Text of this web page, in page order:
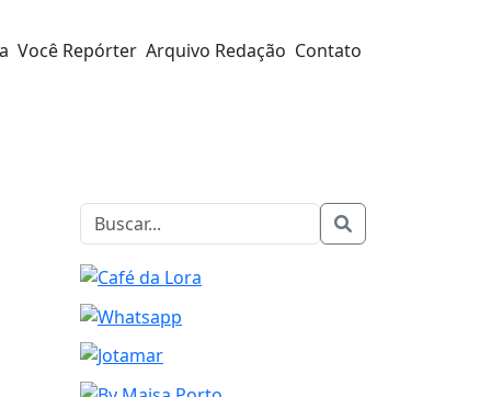
Você Repórter Arquivo Redação Contato